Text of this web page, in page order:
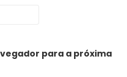
para a próxima